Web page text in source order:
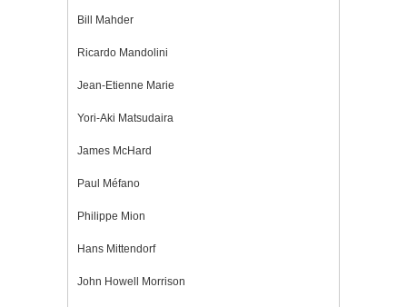
Bill Mahder
Ricardo Mandolini
Jean-Etienne Marie
Yori-Aki Matsudaira
James McHard
Paul Méfano
Philippe Mion
Hans Mittendorf
John Howell Morrison